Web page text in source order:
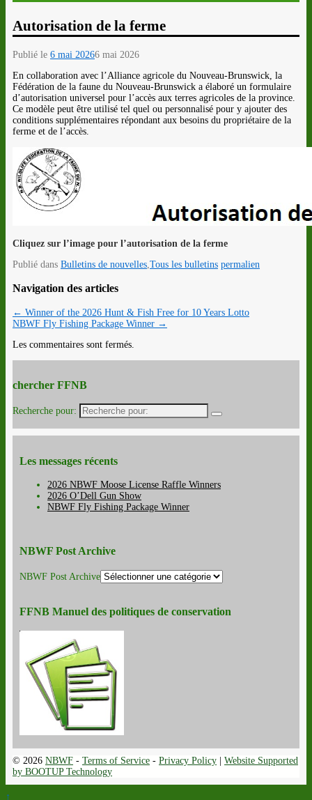
Autorisation de la ferme
Publié le 6 mai 20266 mai 2026
En collaboration avec l’Alliance agricole du Nouveau-Brunswick, la
Fédération de la faune du Nouveau-Brunswick a élaboré un formulaire
d’autorisation universel pour l’accès aux terres agricoles de la province.
Ce modèle peut être utilisé tel quel ou personnalisé pour y ajouter des
conditions supplémentaires répondant aux besoins du propriétaire de la
ferme et de l’accès.
Cliquez sur l’image pour l’autorisation de la ferme
Publié dans Bulletins de nouvelles Tous les bulletins permalien
Navigation des articles
← Winner of the 2026 Hunt & Fish Free for 10 Years Lotto
NBWF Fly Fishing Package Winner →
Les commentaires sont fermés.
chercher FFNB
Recherche pour:
Les messages récents
2026 NBWF Moose License Raffle Winners
2026 O’Dell Gun Show
NBWF Fly Fishing Package Winner
NBWF Post Archive
NBWF Post Archive
FFNB Manuel des politiques de conservation
© 2026 NBWF - Terms of Service - Privacy Policy | Website Supported
by BOOTUP Technology
↑